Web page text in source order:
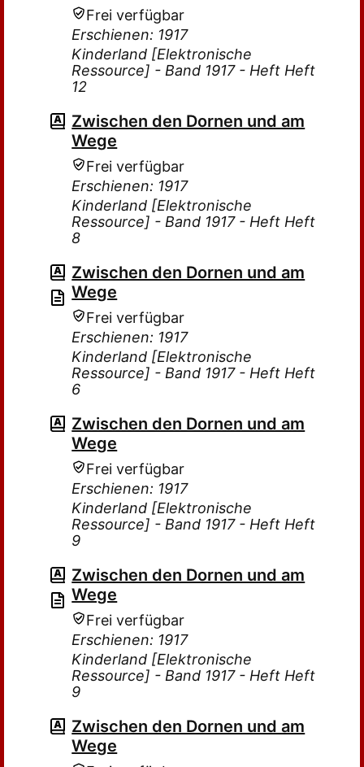
Frei verfügbar
Erschienen: 1917
Kinderland [Elektronische
Ressource] - Band 1917 - Heft Heft
12
Zwischen den Dornen und am
Wege
Frei verfügbar
Erschienen: 1917
Kinderland [Elektronische
Ressource] - Band 1917 - Heft Heft
8
Zwischen den Dornen und am
Wege
Frei verfügbar
Erschienen: 1917
Kinderland [Elektronische
Ressource] - Band 1917 - Heft Heft
6
Zwischen den Dornen und am
Wege
Frei verfügbar
Erschienen: 1917
Kinderland [Elektronische
Ressource] - Band 1917 - Heft Heft
9
Zwischen den Dornen und am
Wege
Frei verfügbar
Erschienen: 1917
Kinderland [Elektronische
Ressource] - Band 1917 - Heft Heft
9
Zwischen den Dornen und am
Wege